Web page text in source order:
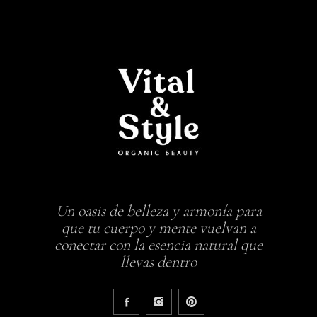
Un oasis de belleza y armonía para
que tu cuerpo y mente vuelvan a
conectar con la esencia natural que
llevas dentro